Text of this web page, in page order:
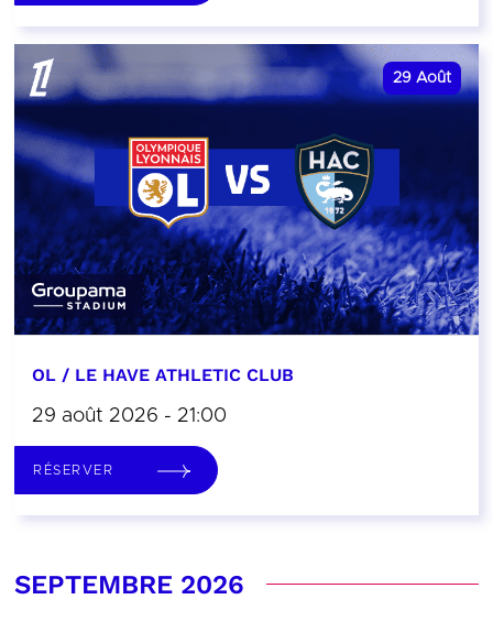
29 Août
OL / LE HAVE ATHLETIC CLUB
29 août 2026 - 21:00
RÉSERVER
SEPTEMBRE 2026